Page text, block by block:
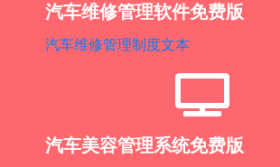
汽车维修管理软件免费版
汽车维修管理制度文本
汽车美容管理系统免费版